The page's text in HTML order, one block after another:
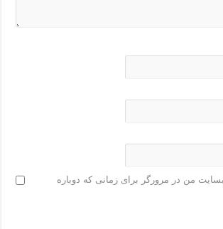
من در مرورگر برای زمانی که دوباره